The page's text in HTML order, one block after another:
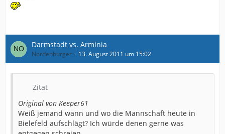
Darmstadt vs. Arminia
Nordenburger 13. August 2011 um 15:02
Zitat
Original von Keeper61
Weiß jemand wann und wo die Mannschaft heute in
Bielefeld aufschlägt? Ich würde denen gerne was